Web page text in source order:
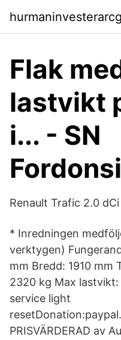
Flak
lastvikt
i... - SN
Renault Trafic 2.0
* Inredningen
verktygen)
mm Bredd: 1910
2320 kg Max
service light
PRISVÄRDERAD av